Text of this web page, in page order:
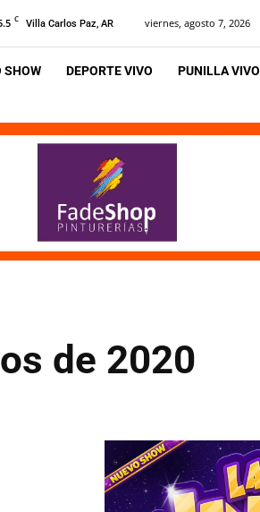
C Villa Carlos Paz, AR viernes, agosto 7, 2026
SHOW DEPORTE VIVO PUNILLA VIVO
de 2020